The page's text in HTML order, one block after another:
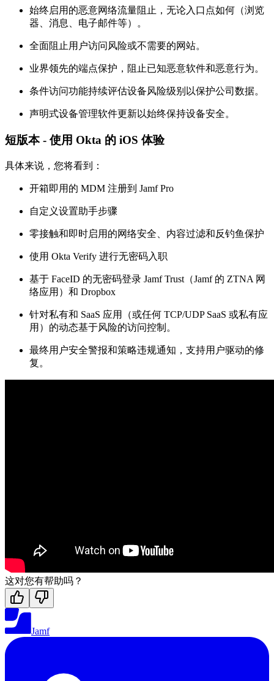
始终启用的恶意网络流量阻止，无论入口点如何（浏览
器、消息、电子邮件等）。
全面阻止用户访问风险或不需要的网站。
业界领先的端点保护，阻止已知恶意软件和恶意行为。
条件访问功能持续评估设备风险级别以保护公司数据。
声明式设备管理软件更新以始终保持设备安全。
短版本 - 使用 Okta 的 iOS 体验
具体来说，您将看到：
开箱即用的 MDM 注册到 Jamf Pro
自定义设置助手步骤
零接触和即时启用的网络安全、内容过滤和反钓鱼保护
使用 Okta Verify 进行无密码入职
基于 FaceID 的无密码登录 Jamf Trust（Jamf 的 ZTNA 网
络应用）和 Dropbox
针对私有和 SaaS 应用（或任何 TCP/UDP SaaS 或私有应
用）的动态基于风险的访问控制。
最终用户安全警报和策略违规通知，支持用户驱动的修
复。
这对您有帮助吗？
Jamf